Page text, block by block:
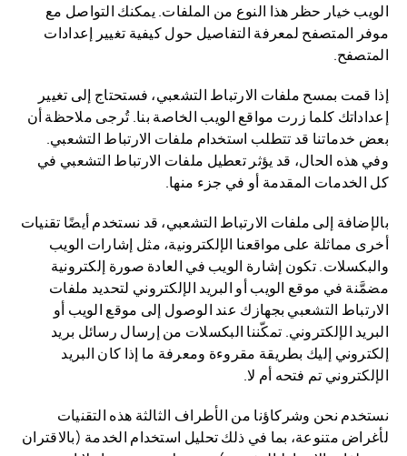
الويب خيار حظر هذا النوع من الملفات. يمكنك التواصل مع
موفر المتصفح لمعرفة التفاصيل حول كيفية تغيير إعدادات
المتصفح.
إذا قمت بمسح ملفات الارتباط التشعبي، فستحتاج إلى تغيير
إعداداتك كلما زرت مواقع الويب الخاصة بنا. تُرجى ملاحظة أن
بعض خدماتنا قد تتطلب استخدام ملفات الارتباط التشعبي.
وفي هذه الحال، قد يؤثر تعطيل ملفات الارتباط التشعبي في
كل الخدمات المقدمة أو في جزء منها.
بالإضافة إلى ملفات الارتباط التشعبي، قد نستخدم أيضًا تقنيات
أخرى مماثلة على مواقعنا الإلكترونية، مثل إشارات الويب
والبكسلات. تكون إشارة الويب في العادة صورة إلكترونية
مضمَّنة في موقع الويب أو البريد الإلكتروني لتحديد ملفات
الارتباط التشعبي بجهازك عند الوصول إلى موقع الويب أو
البريد الإلكتروني. تمكّننا البكسلات من إرسال رسائل بريد
إلكتروني إليك بطريقة مقروءة ومعرفة ما إذا كان البريد
الإلكتروني تم فتحه أم لا.
نستخدم نحن وشركاؤنا من الأطراف الثالثة هذه التقنيات
لأغراض متنوعة، بما في ذلك تحليل استخدام الخدمة (بالاقتران